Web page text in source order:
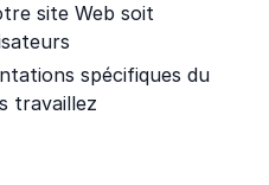
site Web soit
spécifiques du
travaillez